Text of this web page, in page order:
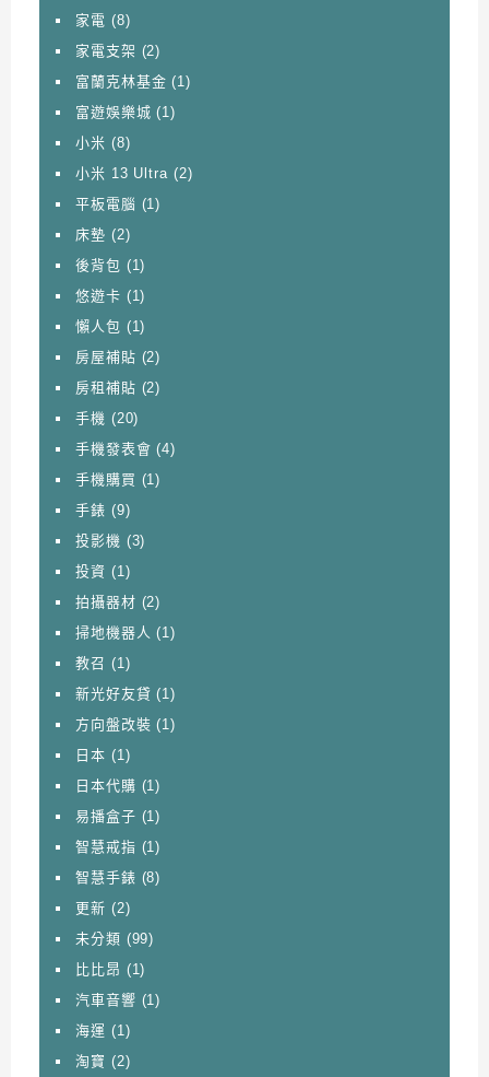
家電 (8)
家電支架 (2)
富蘭克林基金 (1)
富遊娛樂城 (1)
小米 (8)
小米 13 Ultra (2)
平板電腦 (1)
床墊 (2)
後背包 (1)
悠遊卡 (1)
懶人包 (1)
房屋補貼 (2)
房租補貼 (2)
手機 (20)
手機發表會 (4)
手機購買 (1)
手錶 (9)
投影機 (3)
投資 (1)
拍攝器材 (2)
掃地機器人 (1)
教召 (1)
新光好友貸 (1)
方向盤改裝 (1)
日本 (1)
日本代購 (1)
易播盒子 (1)
智慧戒指 (1)
智慧手錶 (8)
更新 (2)
未分類 (99)
比比昂 (1)
汽車音響 (1)
海運 (1)
淘寶 (2)